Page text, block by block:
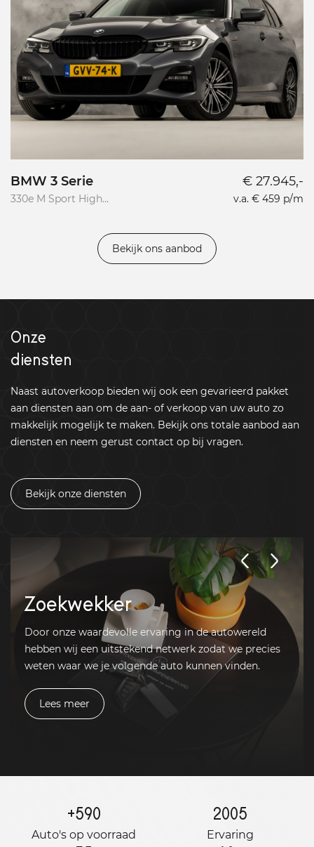
BMW 3 Serie
330e M Sport High
€ 27.945,-
v.a. € 459 p/m
Bekijk ons aanbod
Onze
diensten
Naast autoverkoop bieden wij ook een gevarieerd pakket
aan diensten aan om de aan- of verkoop van uw auto zo
makkelijk mogelijk te maken. Bekijk ons totale aanbod aan
diensten en neem gerust contact op bij vragen.
Bekijk onze diensten
Zoekwekker
Door onze waardevolle ervaring in de autowereld
hebben wij een uitstekend netwerk zodat we precies
weten waar we je volgende auto kunnen vinden.
Lees meer
+590
Auto's op voorraad
2005
Ervaring